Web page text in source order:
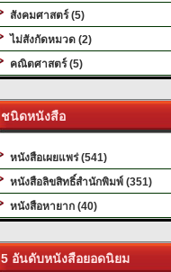
สังคมศาสตร์ (5)
ไม่สังกัดหมวด (2)
คณิตศาสตร์ (5)
ชนิดหนังสือ
หนังสือเผยแพร่ (541)
หนังสือลิขสิทธิ์สำนักพิมพ์ (351)
หนังสือหายาก (40)
5 อันดับหนังสือยอดนิยม